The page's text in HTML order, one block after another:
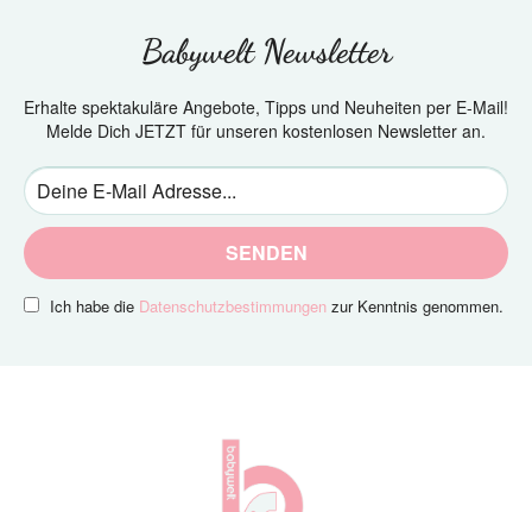
Babywelt Newsletter
Erhalte spektakuläre Angebote, Tipps und Neuheiten per E-Mail!
Melde Dich JETZT für unseren kostenlosen Newsletter an.
SENDEN
Ich habe die Datenschutzbestimmungen zur Kenntnis genommen.